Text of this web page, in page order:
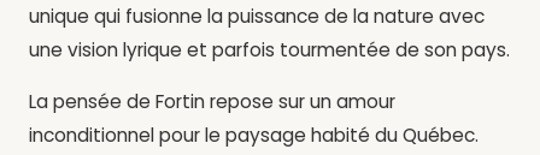
unique qui fusionne la puissance de la nature avec
une vision lyrique et parfois tourmentée de son pays.
La pensée de Fortin repose sur un amour
inconditionnel pour le paysage habité du Québec.